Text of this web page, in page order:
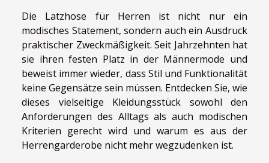
Die Latzhose für Herren ist nicht nur ein
modisches Statement, sondern auch ein Ausdruck
praktischer Zweckmäßigkeit. Seit Jahrzehnten hat
sie ihren festen Platz in der Männermode und
beweist immer wieder, dass Stil und Funktionalität
keine Gegensätze sein müssen. Entdecken Sie, wie
dieses vielseitige Kleidungsstück sowohl den
Anforderungen des Alltags als auch modischen
Kriterien gerecht wird und warum es aus der
Herrengarderobe nicht mehr wegzudenken ist.